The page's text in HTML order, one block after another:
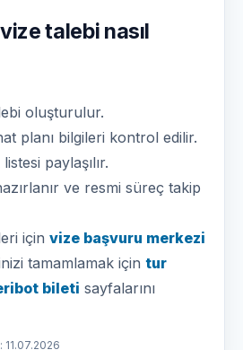
talebi nasıl
oluşturulur.
planı bilgileri kontrol edilir.
paylaşılır.
ve resmi süreç takip
için vize başvuru merkezi
tamamlamak için tur
bileti sayfalarını